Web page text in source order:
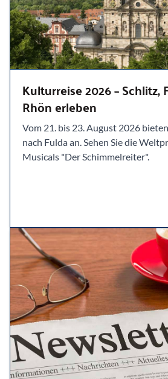
Kulturreise 2026 – Schlitz,
Rhön erleben
Vom 21. bis 23. August 2026
nach Fulda an. Sehen Sie die
Musicals "Der Schimmelreiter".